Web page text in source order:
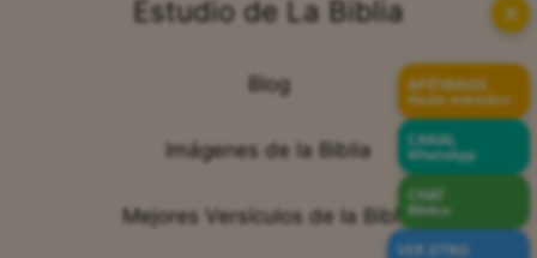
Estudio de La Biblia
Blog
Imágenes de la Biblia
Mejores Versículos de la Biblia
✕
APÓYANOS
Hazte miembro
CANAL
WhatsApp
CHAT
Bíblico
VER OTRO